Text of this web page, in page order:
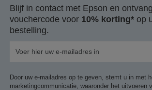
Blijf in contact met Epson en
vouchercode voor 10% korting* op
bestelling.
Door uw e-mailadres op te geven, stemt u in met
marketingcommunicatie, waaronder het uitvoeren